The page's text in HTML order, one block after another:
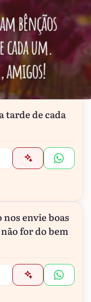
tarde de cada
envie boas
for do bem